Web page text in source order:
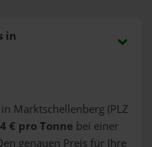
in
Marktschellenberg (PLZ
€ pro Tonne bei einer
genauen Preis für Ihre